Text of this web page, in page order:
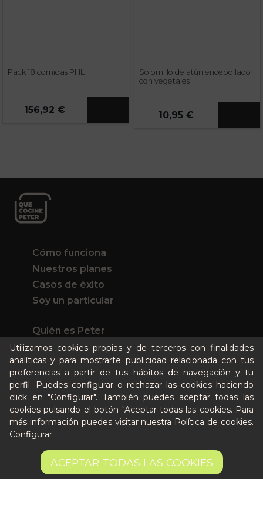
8,45 € AÑADIR A LA CESTA
Pack 18 comidas PHL
156,92 €
Solomillo de atún encebollado
con vegetales
10,95 €
Utilizamos cookies propias y de terceros con finalidades
analíticas y para mostrarte publicidad relacionada con tus
preferencias a partir de tus hábitos de navegación y tu
perfil. Puedes configurar o rechazar las cookies haciendo
click en "Configurar". También puedes aceptar todas las
cookies pulsando el botón "Aceptar todas las cookies. Para
más información puedes visitar nuestra Política de cookies.
Configurar
ACEPTAR TODAS LAS COOKIES
Cómo funciona
Nuestros planes
Casos de éxito
Soy un particular
Quién es Peter
Recursos / Blog
Cultura
Llámanos al 644 52 51 02
Escríbenos al Whatsapp
Escríbenos al correo
De lunes a viernes de 8:30 a 14:00
Quiero ser partner de Peter